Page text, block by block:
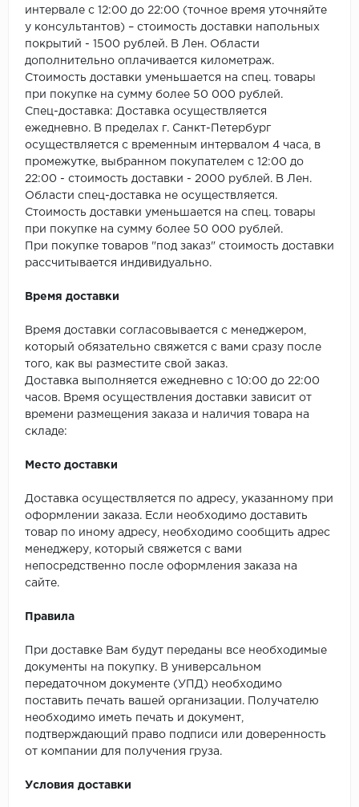
SPC Kronostep
SPC Stronghold
TANTO
Tarkett
Tulesna
Veon
Wonderful Vinyl
интервале с 12:00 до 22:00 (точное время уточняйте
у консультантов) – стоимость доставки напольных
покрытий - 1500 рублей. В Лен. Области
дополнительно оплачивается километраж.
Стоимость доставки уменьшается на спец. товары
при покупке на сумму более 50 000 рублей.
Спец-доставка: Доставка осуществляется
ежедневно. В пределах г. Санкт-Петербург
осуществляется с временным интервалом 4 часа, в
промежутке, выбранном покупателем с 12:00 до
22:00 - стоимость доставки - 2000 рублей. В Лен.
Области спец-доставка не осуществляется.
Стоимость доставки уменьшается на спец. товары
при покупке на сумму более 50 000 рублей.
При покупке товаров "под заказ" стоимость доставки
рассчитывается индивидуально.
Время доставки
Время доставки согласовывается с менеджером,
который обязательно свяжется с вами сразу после
того, как вы разместите свой заказ.
Доставка выполняется ежедневно с 10:00 до 22:00
часов. Время осуществления доставки зависит от
времени размещения заказа и наличия товара на
складе:
Место доставки
Доставка осуществляется по адресу, указанному при
оформлении заказа. Если необходимо доставить
товар по иному адресу, необходимо сообщить адрес
менеджеру, который свяжется с вами
непосредственно после оформления заказа на
сайте.
Правила
При доставке Вам будут переданы все необходимые
документы на покупку. В универсальном
передаточном документе (УПД) необходимо
поставить печать вашей организации. Получателю
необходимо иметь печать и документ,
подтверждающий право подписи или доверенность
от компании для получения груза.
Условия доставки